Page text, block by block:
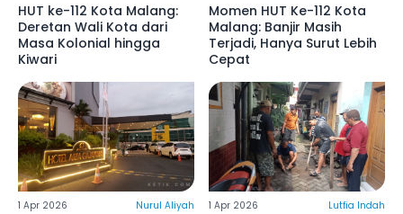
HUT ke-112 Kota Malang:
Deretan Wali Kota dari
Masa Kolonial hingga
Kiwari
Momen HUT Ke-112 Kota
Malang: Banjir Masih
Terjadi, Hanya Surut Lebih
Cepat
1 Apr 2026 Nurul Aliyah 1 Apr 2026 Lutfia Indah